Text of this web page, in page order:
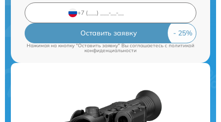
Оставить заявку
Нажимая на кнопку "Оставить заявку" Вы соглашаетесь cполитикой
конфиденциальности